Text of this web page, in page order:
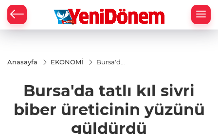
Anasayfa EKONOMİ
Bursa'da
üreticinin
yüzünü
Bursa'da tatlı kıl sivri
biber üreticinin yüzünü
güldürdü